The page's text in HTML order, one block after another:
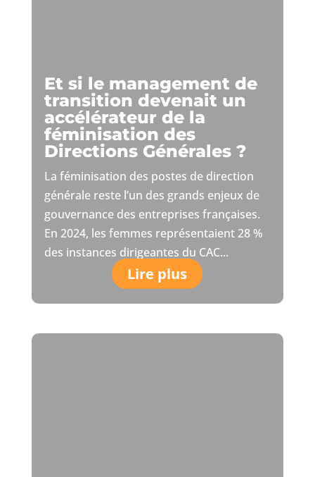
Et si le management de
transition devenait un
accélérateur de la
féminisation des
Directions Générales ?
La féminisation des postes de direction
générale reste l’un des grands enjeux de
gouvernance des entreprises françaises.
En 2024, les femmes représentaient 28 %
des instances dirigeantes du CAC...
Lire plus